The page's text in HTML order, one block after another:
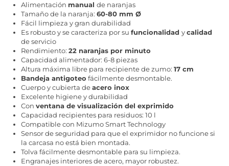
Alimentación manual de naranjas
Tamaño de la naranja: 60-80 mm Ø
Fácil limpieza y gran durabilidad
Es robusto y se caracteriza por su funcionalidad ycalidad
de servicio
Rendimiento: 22 naranjas por minuto
Capacidad alimentador: 6-8 piezas
Altura máxima libre para recipiente de zumo: 17 cm
Bandeja antigoteo fácilmente desmontable.
Cuerpo y cubierta deacero inox
Excelente higiene y durabilidad
Con ventana de visualización del exprimido
Capacidad recipientes para residuos: 10 l
Compatible con Mizumo Smart Technology
Sensor de seguridad para que el exprimidor no funcione si
la carcasa no está bien montada.
Tolva fácilmente desmontable para su limpieza.
Engranajes interiores de acero, mayor robustez.